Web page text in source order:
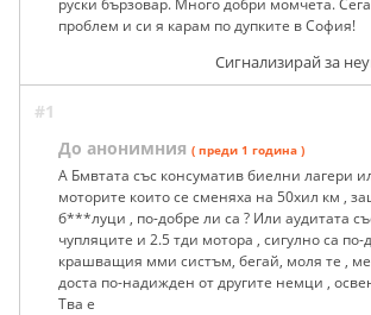
проблем и си я карам по дупките в София!
Сигнализирай за
#1
До анонимния ( преди 1 година )
А Бмвтата със консуматив биелни лагери
моторите които се сменяха на 50хил км ,
б***луци , по-добре ли са ? Или аудитата
чупляците и 2.5 тди мотора , сигулно са по-
крашващия мми систъм, бегай, моля те ,
доста по-надижден от другите немци ,
Тва е